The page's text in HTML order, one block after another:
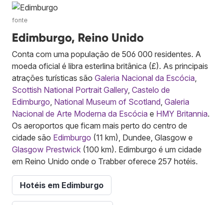
fonte
Edimburgo, Reino Unido
Conta com uma população de 506 000 residentes. A
moeda oficial é libra esterlina britânica (£). As principais
atrações turísticas são Galeria Nacional da Escócia
Scottish National Portrait Gallery, Castelo de
Edimburgo National Museum of Scotland Galeria
Nacional de Arte Moderna da Escócia e HMY Britannia.
Os aeroportos que ficam mais perto do centro de
cidade são Edimburgo (11 km), Dundee, Glasgow e
Glasgow Prestwick (100 km). Edimburgo é um cidade
em Reino Unido onde o Trabber oferece 257 hotéis.
Hotéis em Edimburgo